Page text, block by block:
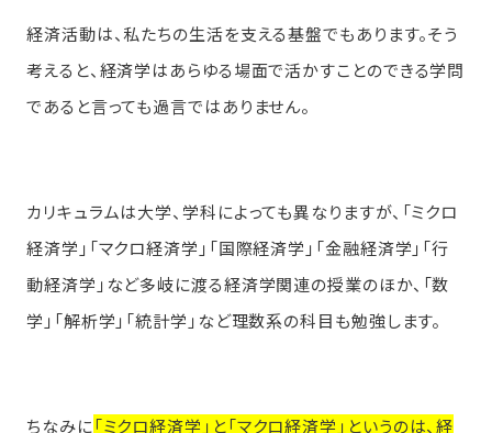
経済活動は、私たちの生活を支える基盤でもあります。そう
考えると、経済学はあらゆる場面で活かすことのできる学問
であると言っても過言ではありません。
カリキュラムは大学、学科によっても異なりますが、「ミクロ
経済学」「マクロ経済学」「国際経済学」「金融経済学」「行
動経済学」など多岐に渡る経済学関連の授業のほか、「数
学」「解析学」「統計学」など理数系の科目も勉強します。
ちなみに「ミクロ経済学」と「マクロ経済学」というのは、経